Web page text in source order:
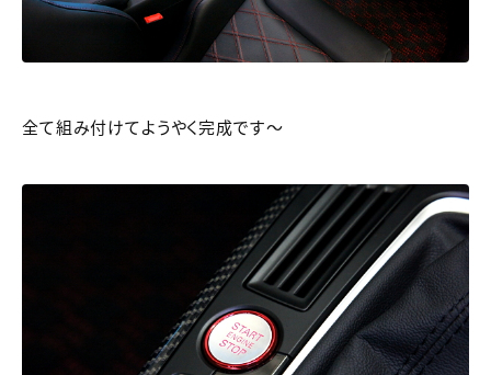
全て組み付けてようやく完成です～